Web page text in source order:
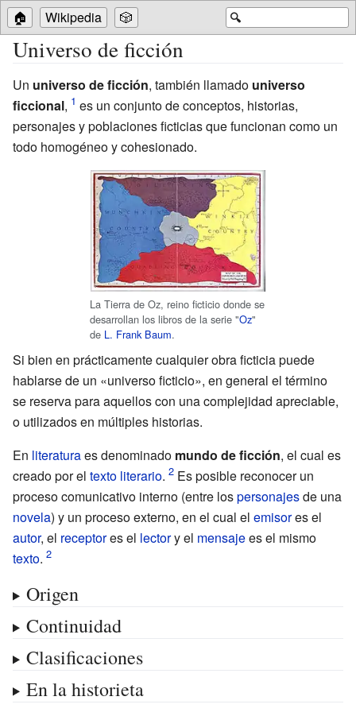
🔍
🏠 Wikipedia 🎲
Universo de ficción
Un universo de ficción, también llamado universo
ficcional,
es un conjunto de conceptos, historias,
personajes y poblaciones ficticias que funcionan como un
todo homogéneo y cohesionado.
La Tierra de Oz, reino ficticio donde se
desarrollan los libros de la serie "Oz"
de L. Frank Baum.
Si bien en prácticamente cualquier obra ficticia puede
hablarse de un «universo ficticio», en general el término
se reserva para aquellos con una complejidad apreciable,
o utilizados en múltiples historias.
En literaturaes denominado mundo de ficción, el cual es
creado por el texto literario.
Es posible reconocer un
proceso comunicativo interno (entre lospersonajesde una
novela) y un proceso externo, en el cual el emisores el
autor, el receptores el lectory el mensajees el mismo
texto.
Origen
Continuidad
Clasificaciones
En la historieta